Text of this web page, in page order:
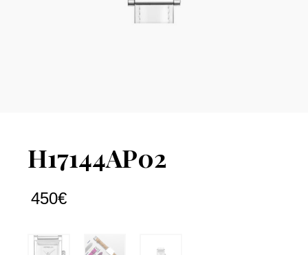
H17144AP02
450€